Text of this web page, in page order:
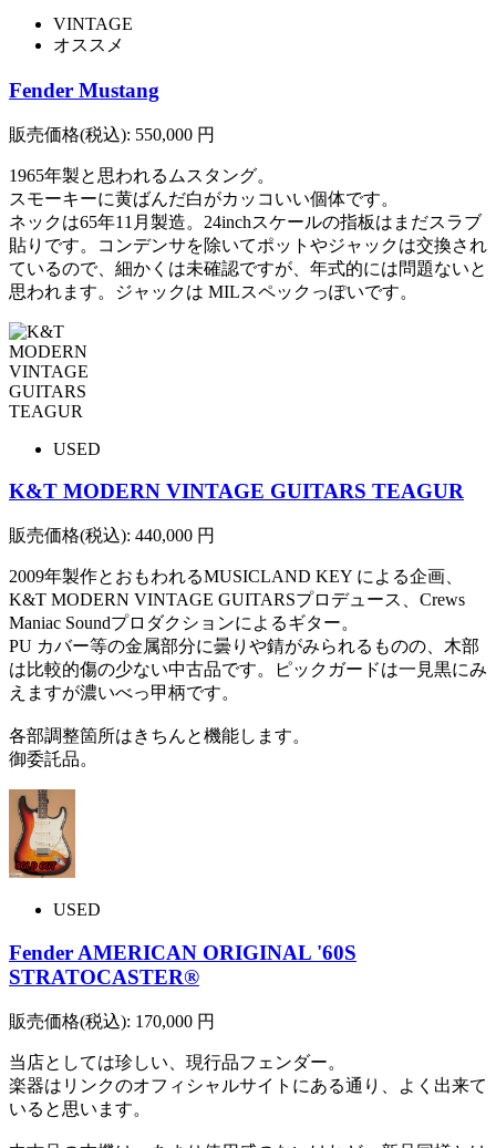
VINTAGE
オススメ
Fender Mustang
販売価格(税込): 550,000 円
1965年製と思われるムスタング。
スモーキーに黄ばんだ白がカッコいい個体です。
ネックは65年11月製造。24inchスケールの指板はまだスラブ
貼りです。コンデンサを除いてポットやジャックは交換され
ているので、細かくは未確認ですが、年式的には問題ないと
思われます。ジャックは MILスペックっぽいです。
USED
K&T MODERN VINTAGE GUITARS TEAGUR
販売価格(税込): 440,000 円
2009年製作とおもわれるMUSICLAND KEY による企画、
K&T MODERN VINTAGE GUITARSプロデュース、Crews
Maniac Soundプロダクションによるギター。
PU カバー等の金属部分に曇りや錆がみられるものの、木部
は比較的傷の少ない中古品です。ピックガードは一見黒にみ
えますが濃いべっ甲柄です。
各部調整箇所はきちんと機能します。
御委託品。
USED
Fender AMERICAN ORIGINAL '60S
STRATOCASTER®
販売価格(税込): 170,000 円
当店としては珍しい、現行品フェンダー。
楽器はリンクのオフィシャルサイトにある通り、よく出来て
いると思います。